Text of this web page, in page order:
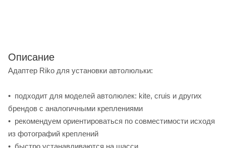
Описание
Адаптер Riko для установки автолюльки:
• подходит для моделей автолюлек: kite, cruis и других
брендов с аналогичными креплениями
• рекомендуем ориентироваться по совместимости исходя
из фотографий креплений
• быстро устанавливаются на шасси